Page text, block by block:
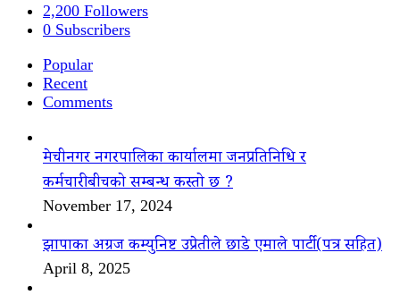
2,200 Followers
0 Subscribers
Popular
Recent
Comments
मेचीनगर नगरपालिका कार्यालमा जनप्रतिनिधि र
कर्मचारीबीचको सम्बन्ध कस्तो छ ?
November 17, 2024
झापाका अग्रज कम्युनिष्ट उप्रेतीले छाडे एमाले पार्टी(पत्र सहित)
April 8, 2025